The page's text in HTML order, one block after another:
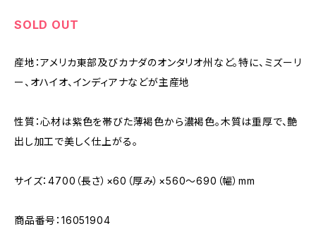
SOLD OUT
産地：アメリカ東部及びカナダのオンタリオ州など。特に、ミズーリ
ー、オハイオ、インディアナなどが主産地
性質：心材は紫色を帯びた薄褐色から濃褐色。木質は重厚で、艶
出し加工で美しく仕上がる。
サイズ：4700（長さ）×60（厚み）×560〜690（幅）mm
商品番号：16051904